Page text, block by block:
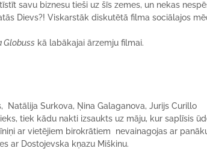
savu biznesu tieši uz šīs zemes, un nekas
Dievs?! Viskarstāk diskutētā filma sociālajos
Globuss kā labākajai ārzemju filmai.
Natālija Surkova, Ņina Galaganova, Jurijs Curillo
tiek kādu nakti izsaukts uz māju, kur saplīsis
ar vietējiem birokrātiem nevainagojas ar
ar Dostojevska kņazu Miškinu.